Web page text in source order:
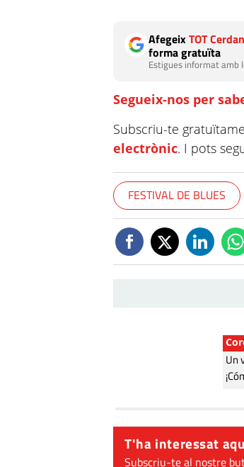
AfegeixTOT
forma gratuïta
Estigues informat
Segueix-nos per
Subscriu-te
electrònic. I pots
FESTIVAL DE BLUES
Un
T'ha interessat
Subscriu-te al nostre